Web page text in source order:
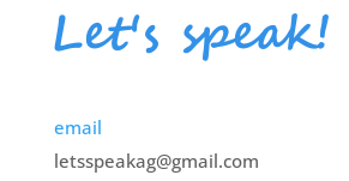
email
letsspeakag@gmail.com